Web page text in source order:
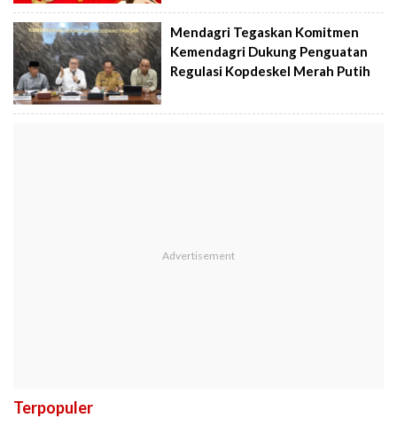
Mendagri Tegaskan Komitmen
Kemendagri Dukung Penguatan
Regulasi Kopdeskel Merah Putih
Terpopuler